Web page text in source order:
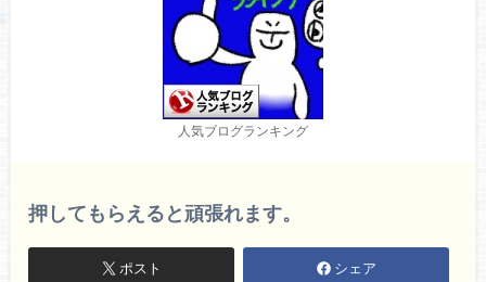
人気ブログランキング
押してもらえると頑張れます。
ポスト シェア